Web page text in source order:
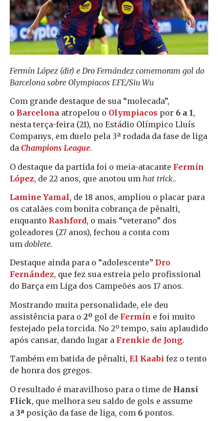
Fermín López (dir) e Dro Fernández comemoram gol do
Barcelona sobre Olympiacos EFE/Siu Wu
Com grande destaque de sua “molecada”,
o Barcelona atropelou o Olympiacos por 6 a 1,
nesta terça-feira (21), no Estádio Olímpico Lluís
Companys, em duelo pela 3ª rodada da fase de liga
da Champions League.
O destaque da partida foi o meia-atacante Fermín
López, de 22 anos, que anotou um hat trick..
Lamine Yamal, de 18 anos, ampliou o placar para
os catalães com bonita cobrança de pênalti,
enquanto Rashford, o mais “veterano” dos
goleadores (27 anos), fechou a conta com
um doblete.
Destaque ainda para o “adolescente” Dro
Fernández, que fez sua estreia pelo profissional
do Barça em Liga dos Campeões aos 17 anos.
Mostrando muita personalidade, ele deu
assistência para o 2º gol de Fermín e foi muito
festejado pela torcida. No 2º tempo, saiu aplaudido
após cansar, dando lugar a Frenkie de Jong.
Também em batida de pênalti, El Kaabi fez o tento
de honra dos gregos.
O resultado é maravilhoso para o time de Hansi
Flick, que melhora seu saldo de gols e assume
a 3ª posição da fase de liga, com 6 pontos.